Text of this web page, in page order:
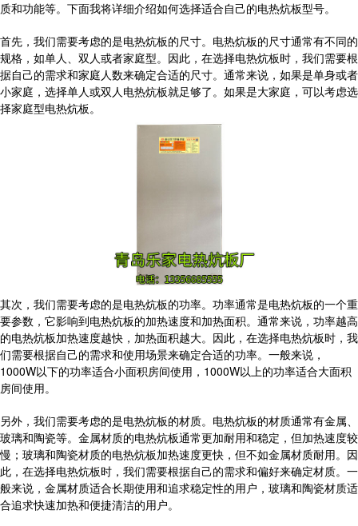
质和功能等。下面我将详细介绍如何选择适合自己的电热炕板型号。
首先，我们需要考虑的是电热炕板的尺寸。电热炕板的尺寸通常有不同的
规格，如单人、双人或者家庭型。因此，在选择电热炕板时，我们需要根
据自己的需求和家庭人数来确定合适的尺寸。通常来说，如果是单身或者
小家庭，选择单人或双人电热炕板就足够了。如果是大家庭，可以考虑选
择家庭型电热炕板。
其次，我们需要考虑的是电热炕板的功率。功率通常是电热炕板的一个重
要参数，它影响到电热炕板的加热速度和加热面积。通常来说，功率越高
的电热炕板加热速度越快，加热面积越大。因此，在选择电热炕板时，我
们需要根据自己的需求和使用场景来确定合适的功率。一般来说，
1000W以下的功率适合小面积房间使用，1000W以上的功率适合大面积
房间使用。
另外，我们需要考虑的是电热炕板的材质。电热炕板的材质通常有金属、
玻璃和陶瓷等。金属材质的电热炕板通常更加耐用和稳定，但加热速度较
慢；玻璃和陶瓷材质的电热炕板加热速度更快，但不如金属材质耐用。因
此，在选择电热炕板时，我们需要根据自己的需求和偏好来确定材质。一
般来说，金属材质适合长期使用和追求稳定性的用户，玻璃和陶瓷材质适
合追求快速加热和便捷清洁的用户。